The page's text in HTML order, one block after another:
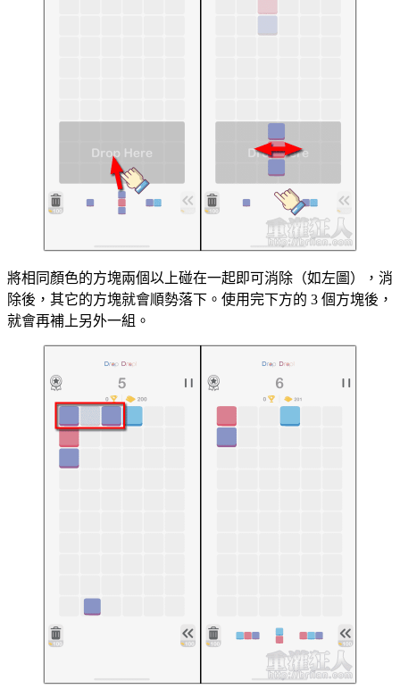
將相同顏色的方塊兩個以上碰在一起即可消除（如左圖），消
除後，其它的方塊就會順勢落下。使用完下方的 3 個方塊後，
就會再補上另外一組。